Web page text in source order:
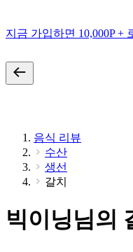
지금 가입하면 10,000P +
음식 리뷰
수산
생선
갈치
빅이닝님의